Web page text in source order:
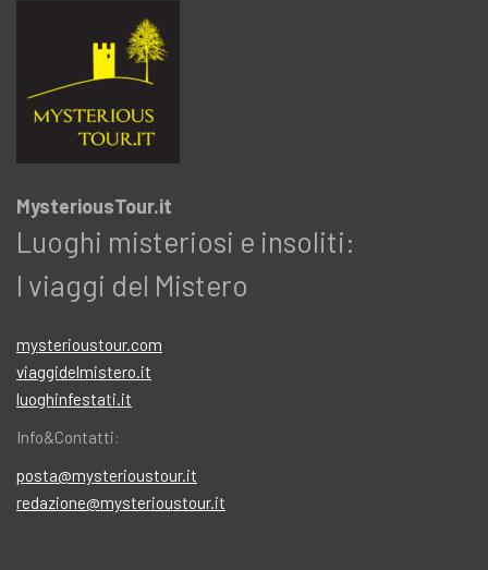
MysteriousTour.it
Luoghi misteriosi e insoliti:
I viaggi del Mistero
mysterioustour.com
viaggidelmistero.it
luoghinfestati.it
Info&Contatti:
posta@mysterioustour.it
redazione@mysterioustour.it